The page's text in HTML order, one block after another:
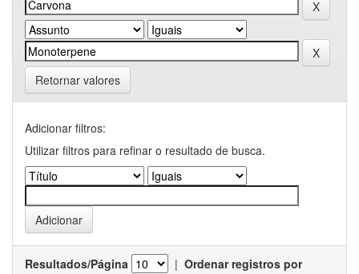
Retornar valores
Adicionar filtros:
Utilizar filtros para refinar o resultado de busca.
Resultados/Página | Ordenar registros por